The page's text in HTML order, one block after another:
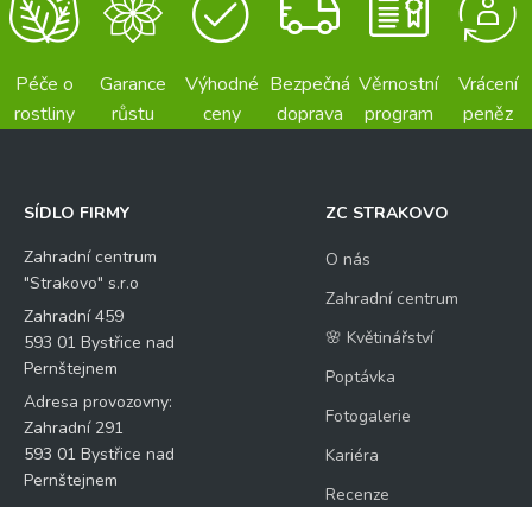
Péče o
rostliny
Garance
růstu
Výhodné
ceny
Bezpečná
doprava
Věrnostní
program
Vrácení
peněz
SÍDLO FIRMY
Zahradní centrum
"Strakovo" s.r.o
Zahradní 459
593 01 Bystřice nad
Pernštejnem
Adresa provozovny:
Zahradní 291
593 01 Bystřice nad
Pernštejnem
ZC STRAKOVO
O nás
Zahradní centrum
🌸 Květinářství
Poptávka
Fotogalerie
Kariéra
Recenze